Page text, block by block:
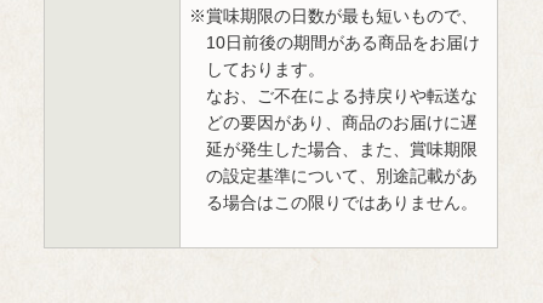
賞味期限の日数が最も短いもので、
10日前後の期間がある商品をお届け
しております。
なお、ご不在による持戻りや転送な
どの要因があり、商品のお届けに遅
延が発生した場合、また、賞味期限
の設定基準について、別途記載があ
る場合はこの限りではありません。